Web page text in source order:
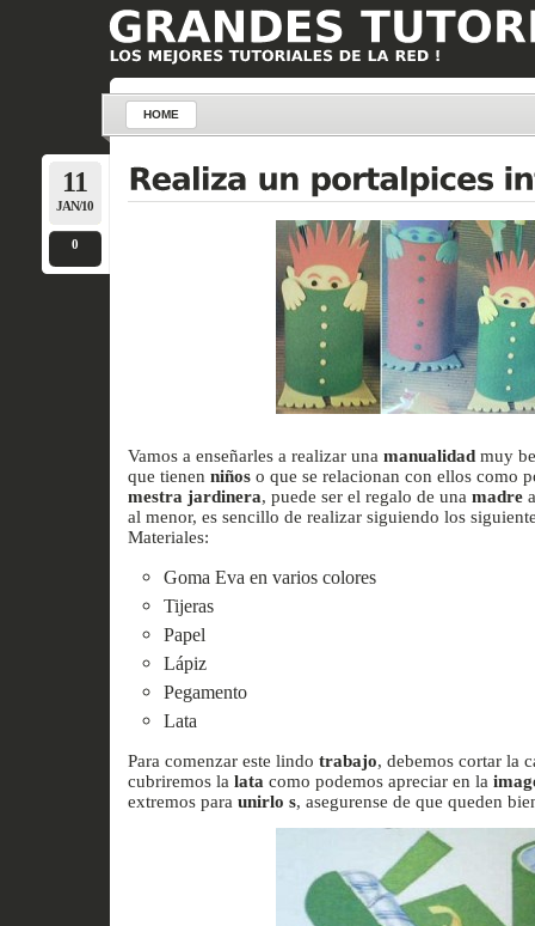
HOME
11
JAN/10
0
Vamos a enseñarles a realizar una manualidad muy
que tienen niñoso que se relacionan con ellos como
mestra jardinera, puede ser el regalo de una madre
al menor, es sencillo de realizar siguiendo los
Materiales:
Goma Eva en varios colores
Tijeras
Papel
Lápiz
Pegamento
Lata
Para comenzar este lindo trabajo, debemos cortar la
cubriremos la lata como podemos apreciar en la
extremos para unirlo s, asegurense de que queden